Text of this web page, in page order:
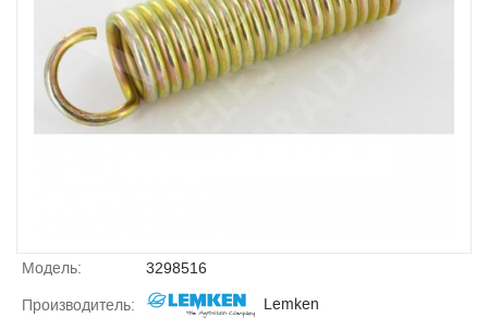
Модель: 3298516
Производитель: Lemken